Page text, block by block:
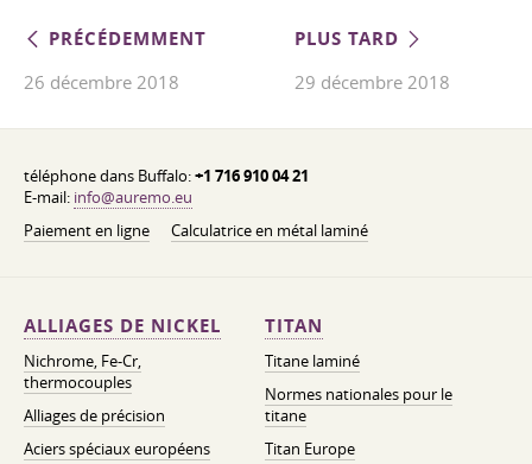
PRÉCÉDEMMENT
26 décembre 2018
PLUS TARD
29 décembre 2018
téléphone dans Buffalo:+1 716 910 04 21
E-mail: info@auremo.eu
Paiement en ligne
Calculatrice en métal laminé
ALLIAGES DE NICKEL
Nichrome, Fe-Cr,
thermocouples
Alliages de précision
Aciers spéciaux européens
TITAN
Titane laminé
Normes nationales pour le
titane
Titan Europe